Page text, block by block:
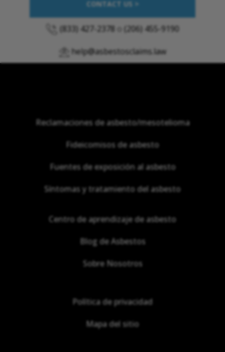
CONTACT US >
(833) 427-2378 (206) 455-9190
help@asbestosclaims.law
Reclamaciones de asbesto/mesotelioma
Fideicomisos de asbesto
Fuentes de exposición al asbesto
Síntomas y tratamiento del asbesto
Centro de aprendizaje de asbesto
Blog de Asbestos
Sobre Nosotros
Política de privacidad
Mapa del sitio